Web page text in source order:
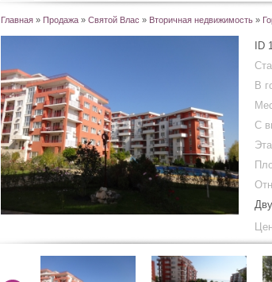
Главная » Продажа » Святой Влас » Вторичная недвижимость »
ID
В
С